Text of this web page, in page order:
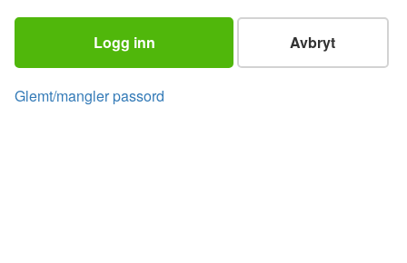
Logg inn Avbryt
Glemt/mangler passord